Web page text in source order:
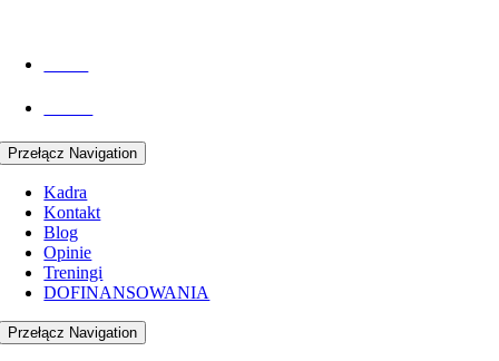
Przełącz Navigation
Kadra
Kontakt
Blog
Opinie
Treningi
DOFINANSOWANIA
Przełącz Navigation